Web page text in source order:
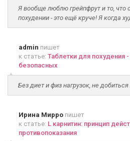
Я вообще люблю грейпфрут и то, что
похудении - это ещё круче! Я когда
admin пишет
к статье: Таблетки для похудения
безопасных
Без диет и физ нагрузок, не
Ирина Мирро пишет
к статье: L карнитин: принцип
противопоказания